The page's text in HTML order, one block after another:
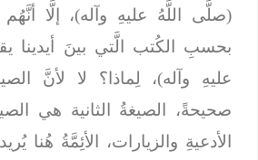
(صلَّى اللَّهُ عليهِ وآله)، إلَّا أنَّهُم
بحسبِ الكُتب الَّتي بينَ أيدينا
عليهِ وآله)، لِماذا؟ لا لأنَّ
صحيحةً، الصيغةُ الثانية هي
الأدعيةِ والزيارات، الأئِمَّةُ هُنا